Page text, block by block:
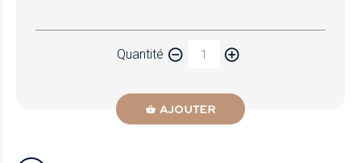
Quantité
AJOUTER